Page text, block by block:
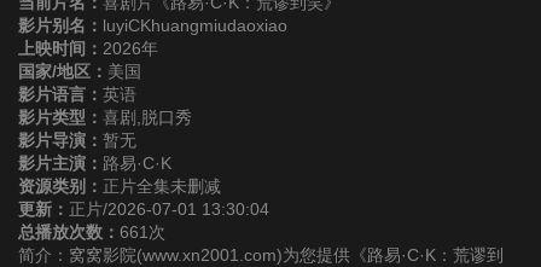
影片别名： luyiCKhuangmiudaoxiao
上映时间： 2026年
国家/地区： 美国
影片语言： 英语
影片类型： 喜剧,脱口秀
影片导演： 暂无
影片主演： 路易·C·K
资源类别： 正片全集未删减
更新： 正片/2026-07-01 13:30:04
总播放次数： 661次
简介：窝窝影院(www.xn2001.com)为您提供《路易·C·K：荒谬到